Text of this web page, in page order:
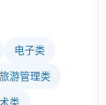
电子类
旅游管理类
类